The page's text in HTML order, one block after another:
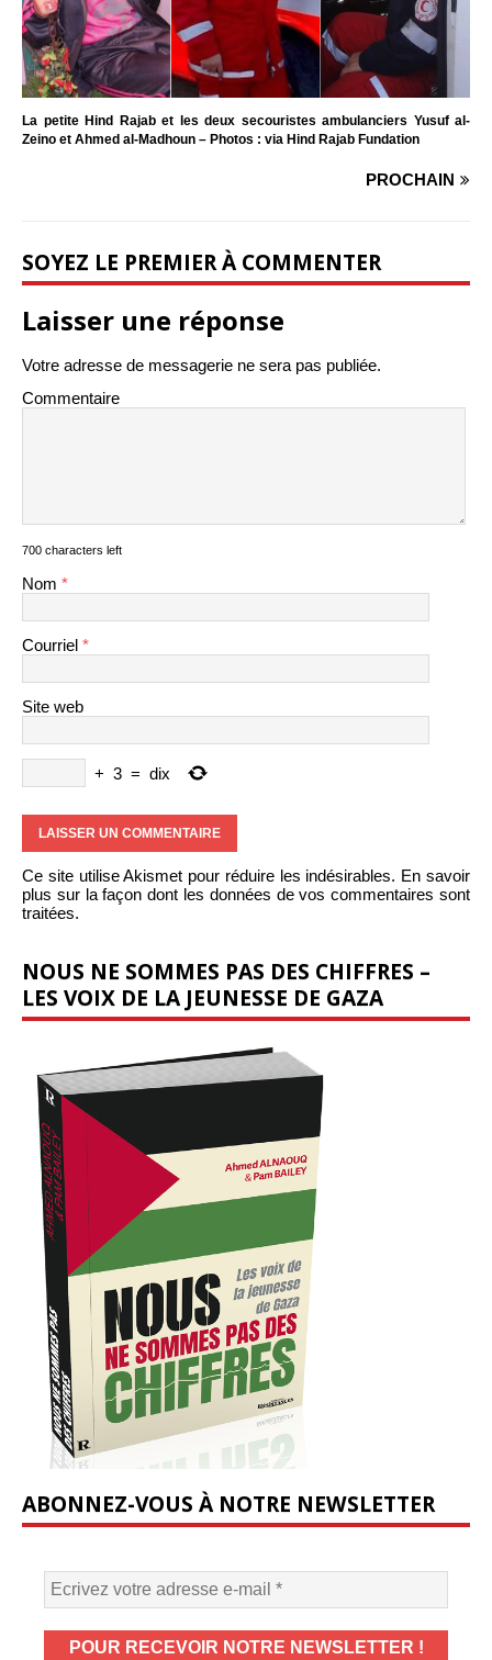
La petite Hind Rajab et les deux secouristes ambulanciers Yusuf al-
Zeino et Ahmed al-Madhoun – Photos : via Hind Rajab Fundation
PROCHAIN
SOYEZ LE PREMIER À COMMENTER
Laisser une réponse
Votre adresse de messagerie ne sera pas publiée.
Commentaire
700 characters left
Nom *
Courriel *
Site web
+ 3 = dix
Ce site utilise Akismet pour réduire les indésirables. En savoir
plus sur la façon dont les données de vos commentaires sont
traitées.
NOUS NE SOMMES PAS DES CHIFFRES –
LES VOIX DE LA JEUNESSE DE GAZA
ABONNEZ-VOUS À NOTRE NEWSLETTER